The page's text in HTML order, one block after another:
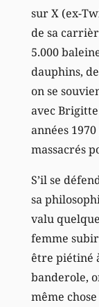
sur X (ex-
de sa
5.000
dauphins,
on se
avec
années
massacrés
S’il se
sa
valu
femme
être piétiné
banderole,
même